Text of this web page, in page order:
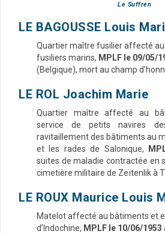
Le Suffren
LE BAGOUSSE Louis
Quartier maître fusilier affecté au
fusiliers marins, MPLF le 09/05/
(Belgique), mort au champ
LE ROL Joachim Marie
Quartier maître affecté au
service de petits navires
ravitaillement des bâtiments au
et les rades de Salonique,
suites de maladie contractée en
cimetière militaire de Zeïtenlik à
LE ROUX Maurice Louis
Matelot affecté au bâtiments et
d’Indochine, MPLF le 10/06/1953